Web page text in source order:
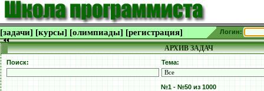
[задачи] [курсы] [олимпиады] [регистрация] Логин:
АРХИВ ЗАДАЧ
Поиск: Тема:
№1 - №50 из 1000